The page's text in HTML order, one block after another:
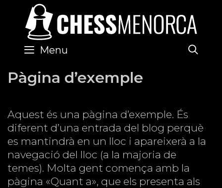
content
Menu
Pàgina d’exemple
Aquest és una pàgina d’exemple. És
diferent d’una entrada del blog perquè
es mantindrà en un lloc i apareixerà a la
navegació del lloc (a la majoria de
temes). Molta gent comença amb la
pàgina «Quant a», que els presenta als